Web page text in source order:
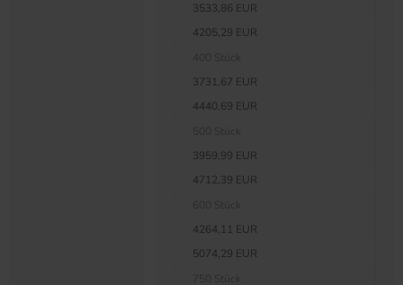
3533,86 EUR
4205,29 EUR
3731,67 EUR
4440,69 EUR
3959,99 EUR
4712,39 EUR
4264,11 EUR
5074,29 EUR